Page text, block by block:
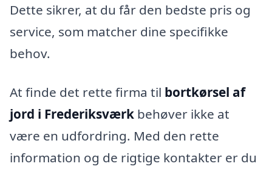
Dette sikrer, at du får den bedste pris og
service, som matcher dine specifikke
behov.
At finde det rette firma til bortkørsel af
jord i Frederiksværk behøver ikke at
være en udfordring. Med den rette
information og de rigtige kontakter er du